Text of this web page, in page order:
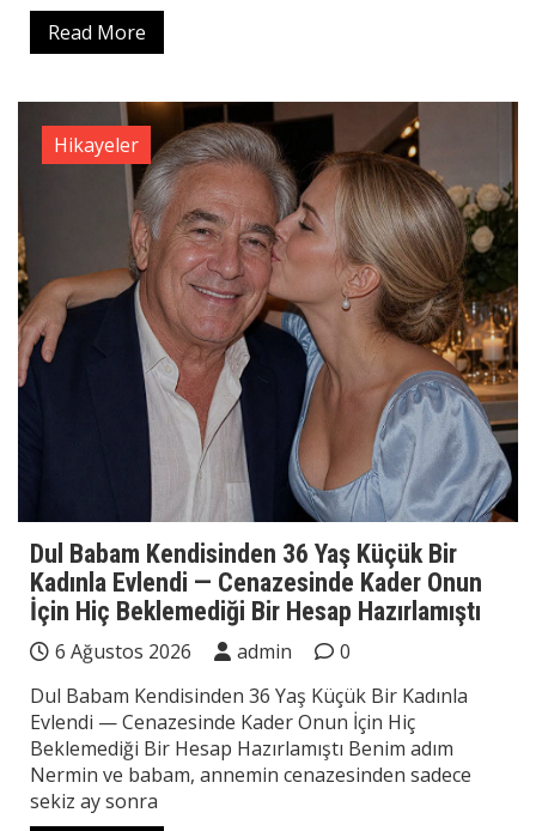
Read More
Hikayeler
Dul Babam Kendisinden 36 Yaş Küçük Bir
Kadınla Evlendi — Cenazesinde Kader Onun
İçin Hiç Beklemediği Bir Hesap Hazırlamıştı
6 Ağustos 2026 admin
0
Dul Babam Kendisinden 36 Yaş Küçük Bir Kadınla
Evlendi — Cenazesinde Kader Onun İçin Hiç
Beklemediği Bir Hesap Hazırlamıştı Benim adım
Nermin ve babam, annemin cenazesinden sadece
sekiz ay sonra